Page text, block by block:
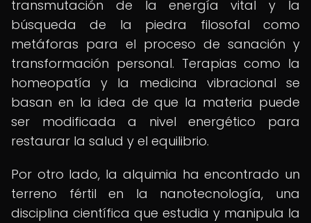
transmutación de la energía vital y la
búsqueda de la piedra filosofal como
metáforas para el proceso de sanación y
transformación personal. Terapias como la
homeopatía y la medicina vibracional se
basan en la idea de que la materia puede
ser modificada a nivel energético para
restaurar la salud y el equilibrio.
Por otro lado, la alquimia ha encontrado un
terreno fértil en la nanotecnología, una
disciplina científica que estudia y manipula la